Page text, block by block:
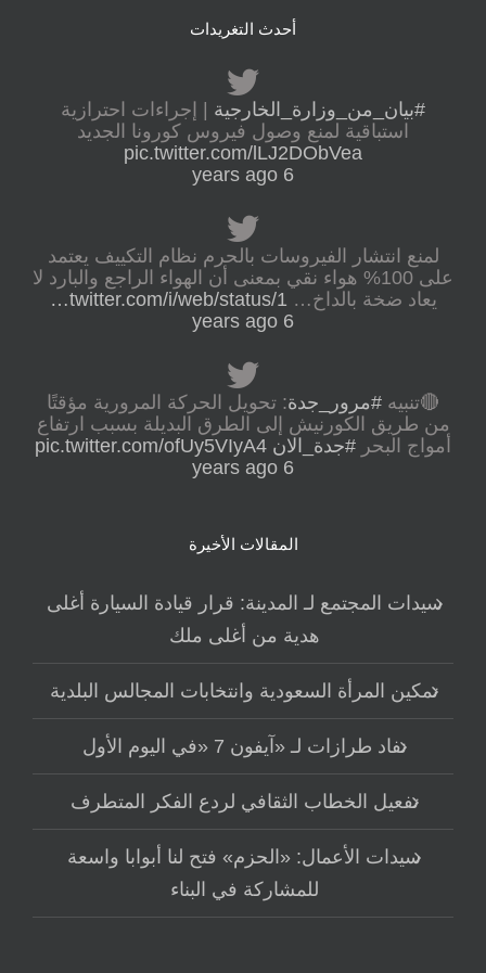
أحدث التغريدات
#بيان_من_وزارة_الخارجية | إجراءات احترازية
استباقية لمنع وصول فيروس كورونا الجديد
pic.twitter.com/lLJ2DObVea
6 years ago
لمنع انتشار الفيروسات بالحرم نظام التكييف يعتمد
على 100% هواء نقي بمعنى أن الهواء الراجع والبارد لا
يعاد ضخة بالداخ… twitter.com/i/web/status/1…
6 years ago
🔴تنبيه #مرور_جدة: تحويل الحركة المرورية مؤقتًا
من طريق الكورنيش إلى الطرق البديلة بسبب ارتفاع
أمواج البحر #جدة_الان pic.twitter.com/ofUy5VIyA4
6 years ago
المقالات الأخيرة
سيدات المجتمع لـ المدينة: قرار قيادة السيارة أغلى
هدية من أغلى ملك
تمكين المرأة السعودية وانتخابات المجالس البلدية
نفاد طرازات لـ «آيفون 7 «في اليوم الأول
تفعيل الخطاب الثقافي لردع الفكر المتطرف
سيدات الأعمال: «الحزم» فتح لنا أبوابا واسعة
للمشاركة في البناء